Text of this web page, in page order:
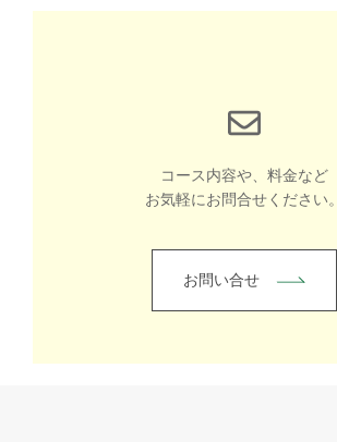
コース内容や、料金など
お気軽にお問合せください。
お問い合せ